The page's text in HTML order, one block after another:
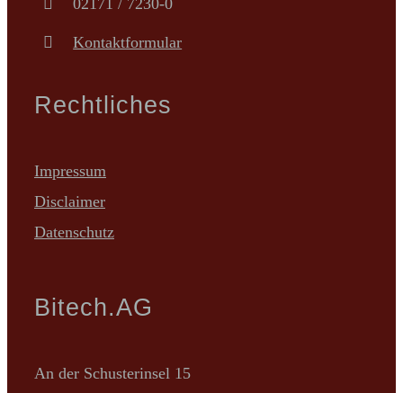
02171 / 7230-0
Kontaktformular
Rechtliches
Impressum
Disclaimer
Datenschutz
Bitech.AG
An der Schusterinsel 15